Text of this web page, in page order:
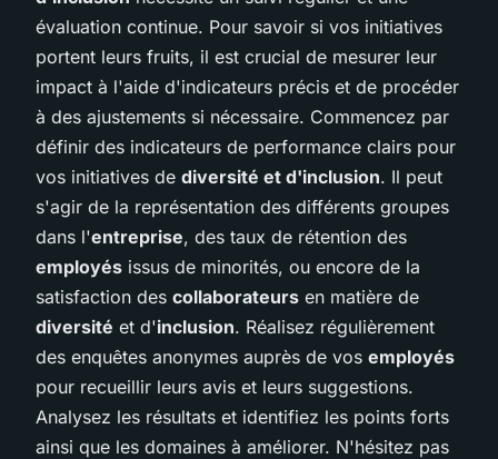
évaluation continue. Pour savoir si vos initiatives
portent leurs fruits, il est crucial de mesurer leur
impact à l'aide d'indicateurs précis et de procéder
à des ajustements si nécessaire. Commencez par
définir des indicateurs de performance clairs pour
vos initiatives de diversité et d'inclusion. Il peut
s'agir de la représentation des différents groupes
dans l'entreprise, des taux de rétention des
employés issus de minorités, ou encore de la
satisfaction des collaborateurs en matière de
diversité et d'inclusion. Réalisez régulièrement
des enquêtes anonymes auprès de vos employés
pour recueillir leurs avis et leurs suggestions.
Analysez les résultats et identifiez les points forts
ainsi que les domaines à améliorer. N'hésitez pas